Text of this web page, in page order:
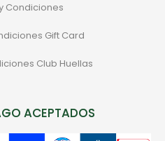
Condiciones
Gift Card
Club Huellas
ACEPTADOS